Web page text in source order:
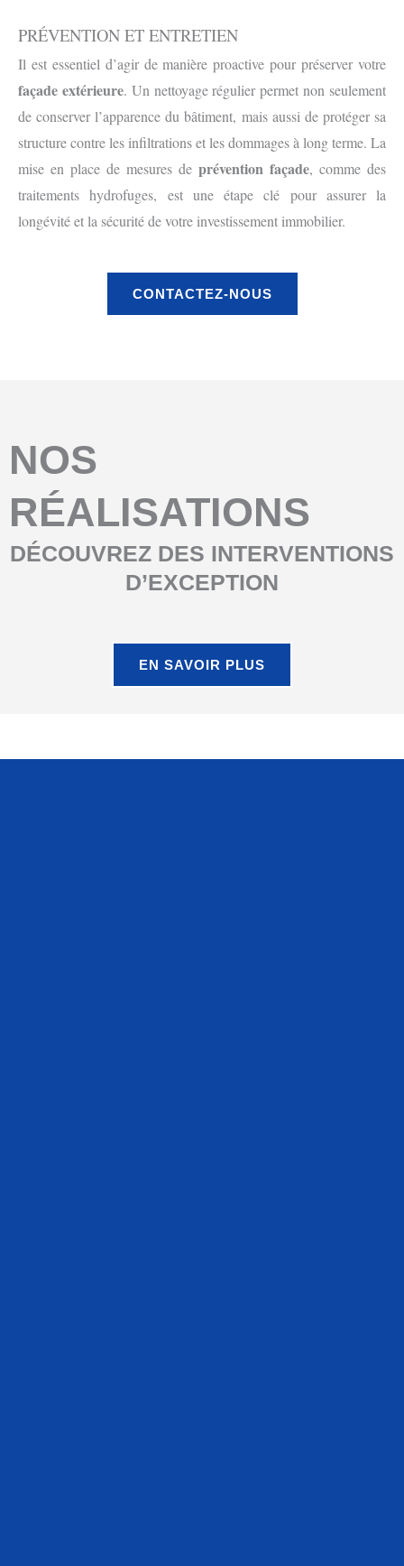
PRÉVENTION ET ENTRETIEN
Il est essentiel d’agir de manière proactive pour préserver votre
façade extérieure. Un nettoyage régulier permet non seulement
de conserver l’apparence du bâtiment, mais aussi de protéger sa
structure contre les infiltrations et les dommages à long terme. La
mise en place de mesures de prévention façade, comme des
traitements hydrofuges, est une étape clé pour assurer la
longévité et la sécurité de votre investissement immobilier.
CONTACTEZ-NOUS
NOS
RÉALISATIONS
DÉCOUVREZ DES INTERVENTIONS
D’EXCEPTION
EN SAVOIR PLUS